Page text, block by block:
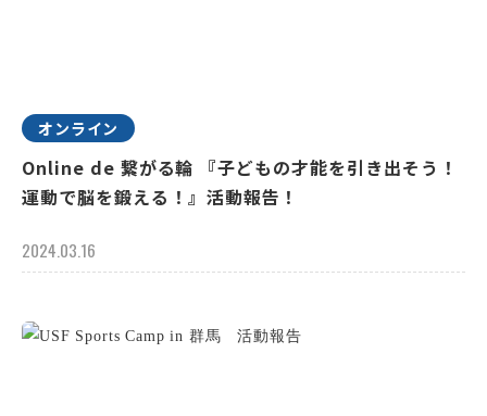
オンライン
Online de 繋がる輪 『子どもの才能を引き出そう！
運動で脳を鍛える！』活動報告！
2024.03.16